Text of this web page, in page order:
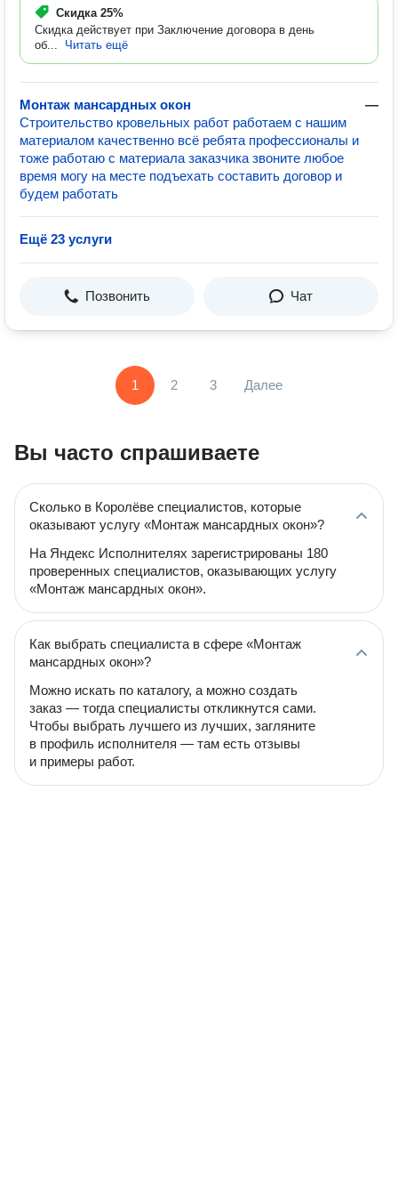
Скидка 25%
Скидка действует при Заключение договора в день
об...
Читать ещё
Монтаж мансардных окон
—
Строительство кровельных работ работаем с нашим
материалом качественно всё ребята профессионалы и
тоже работаю с материала заказчика звоните любое
время могу на месте подъехать составить договор и
будем работать
Ещё 23 услуги
Позвонить Чат
1 2 3 Далее
Вы часто спрашиваете
Сколько в Королёве специалистов, которые
оказывают услугу «Монтаж мансардных окон»?
На Яндекс Исполнителях зарегистрированы 180
проверенных специалистов, оказывающих услугу
«Монтаж мансардных окон».
Как выбрать специалиста в сфере «Монтаж
мансардных окон»?
Можно искать по каталогу, а можно создать
заказ — тогда специалисты откликнутся сами.
Чтобы выбрать лучшего из лучших, загляните
в профиль исполнителя — там есть отзывы
и примеры работ.